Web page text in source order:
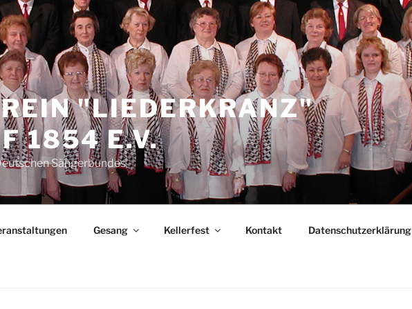
"LIEDERKRANZ"
1854 E.V.
Sängerbundes
Gesang Kellerfest Kontakt Datenschutzerklärung